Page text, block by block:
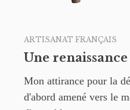
ARTISANAT FRANÇAIS
Une renaissance
Mon attirance pour la
d'abord amené vers le